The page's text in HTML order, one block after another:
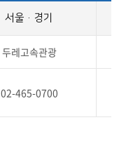
서울·경기
두레고속관광
02-465-0700